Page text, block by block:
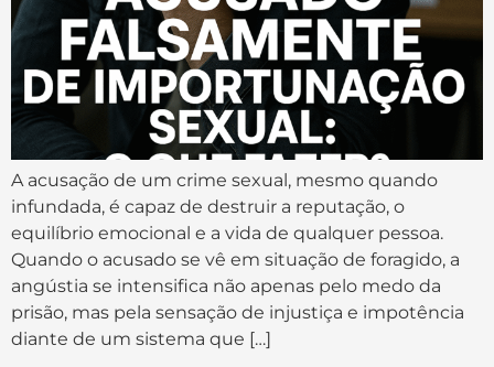
A acusação de um crime sexual, mesmo quando
infundada, é capaz de destruir a reputação, o
equilíbrio emocional e a vida de qualquer pessoa.
Quando o acusado se vê em situação de foragido, a
angústia se intensifica não apenas pelo medo da
prisão, mas pela sensação de injustiça e impotência
diante de um sistema que […]